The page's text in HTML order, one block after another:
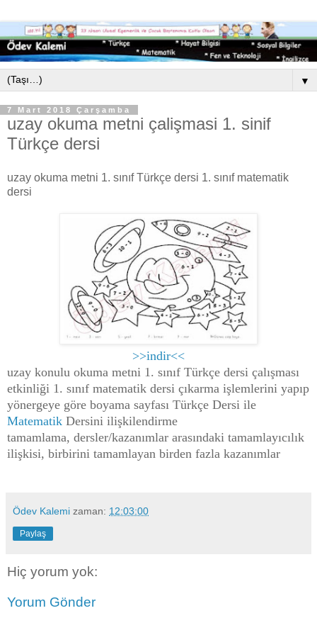
▼
7 Mart 2018 Çarşamba
uzay okuma metni çalişmasi 1. sinif
Türkçe dersi
uzay okuma metni 1. sınıf Türkçe dersi 1. sınıf matematik
dersi
>>indir<<
uzay konulu okuma metni 1. sınıf Türkçe dersi çalışması
etkinliği 1. sınıf matematik dersi çıkarma işlemlerini yapıp
yönergeye göre boyama sayfası Türkçe Dersi ile
Matematik Dersini ilişkilendirme
tamamlama, dersler/kazanımlar arasındaki tamamlayıcılık
ilişkisi, birbirini tamamlayan birden fazla kazanımlar
Ödev Kalemi zaman: 12:03:00
Paylaş
Hiç yorum yok:
Yorum Gönder